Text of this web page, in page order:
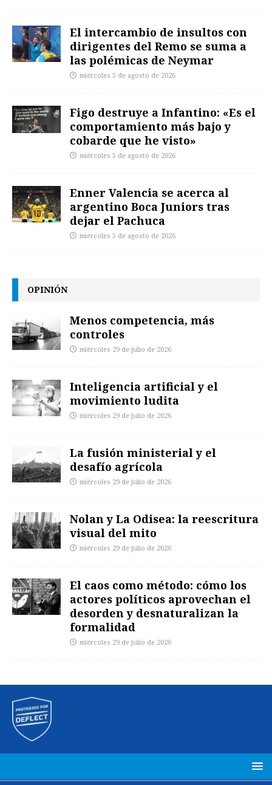
El intercambio de insultos con
dirigentes del Remo se suma a
las polémicas de Neymar
miércoles 5 de agosto de 2026
Figo destruye a Infantino: «Es el
comportamiento más bajo y
cobarde que he visto»
miércoles 5 de agosto de 2026
Enner Valencia se acerca al
argentino Boca Juniors tras
dejar el Pachuca
miércoles 5 de agosto de 2026
OPINIÓN
Menos competencia, más
controles
miércoles 29 de julio de 2026
Inteligencia artificial y el
movimiento ludita
miércoles 29 de julio de 2026
La fusión ministerial y el
desafío agrícola
miércoles 29 de julio de 2026
Nolan y La Odisea: la reescritura
visual del mito
miércoles 29 de julio de 2026
El caos como método: cómo los
actores políticos aprovechan el
desorden y desnaturalizan la
formalidad
miércoles 29 de julio de 2026